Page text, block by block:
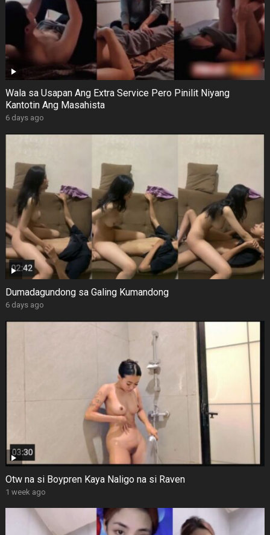
Wala sa Usapan Ang Extra Service Pero Pinilit Niyang
Kantotin Ang Masahista
6 days ago
Dumadagundong sa Galing Kumandong
6 days ago
Otw na si Boypren Kaya Naligo na si Raven
1 week ago